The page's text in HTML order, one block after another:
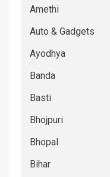
Amethi
Auto & Gadgets
Ayodhya
Banda
Basti
Bhojpuri
Bhopal
Bihar